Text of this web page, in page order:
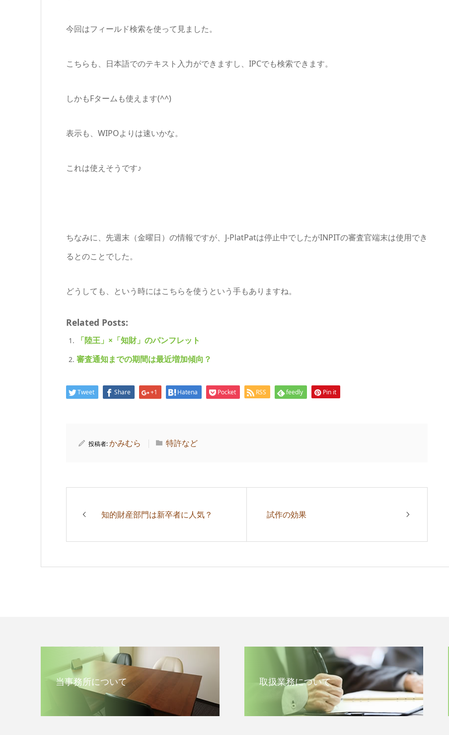
今回はフィールド検索を使って見ました。
こちらも、日本語でのテキスト入力ができますし、IPCでも検索できます。
しかもFタームも使えます(^^)
表示も、WIPOよりは速いかな。
これは使えそうです♪
ちなみに、先週末（金曜日）の情報ですが、J-PlatPatは停止中でしたがINPITの審査官端末は使用でき
るとのことでした。
どうしても、という時にはこちらを使うという手もありますね。
Related Posts:
「陸王」×「知財」のパンフレット
審査通知までの期間は最近増加傾向？
Tweet Share +1 Hatena Pocket RSS feedly Pin it
投稿者:かみむら 特許など
知的財産部門は新卒者に人気？ 試作の効果
当事務所について 取扱業務について